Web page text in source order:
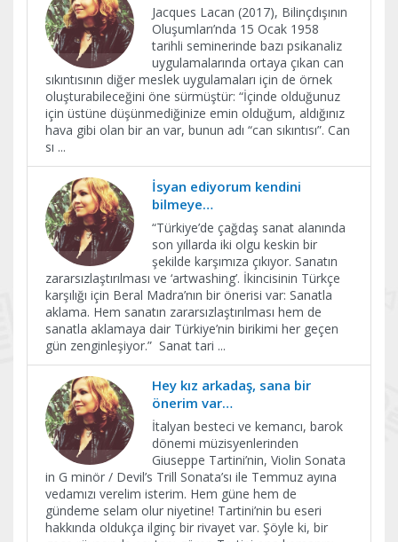
Jacques Lacan (2017), Bilinçdışının
Oluşumları’nda 15 Ocak 1958
tarihli seminerinde bazı psikanaliz
uygulamalarında ortaya çıkan can
sıkıntısının diğer meslek uygulamaları için de örnek
oluşturabileceğini öne sürmüştür: “İçinde olduğunuz
için üstüne düşünmediğinize emin olduğum, aldığınız
hava gibi olan bir an var, bunun adı “can sıkıntısı”. Can
sı ...
İsyan ediyorum kendini
bilmeye…
“Türkiye’de çağdaş sanat alanında
son yıllarda iki olgu keskin bir
şekilde karşımıza çıkıyor. Sanatın
zararsızlaştırılması ve ‘artwashing’. İkincisinin Türkçe
karşılığı için Beral Madra’nın bir önerisi var: Sanatla
aklama. Hem sanatın zararsızlaştırılması hem de
sanatla aklamaya dair Türkiye’nin birikimi her geçen
gün zenginleşiyor.” Sanat tari ...
Hey kız arkadaş, sana bir
önerim var…
İtalyan besteci ve kemancı, barok
dönemi müzisyenlerinden
Giuseppe Tartini’nin, Violin Sonata
in G minör / Devil’s Trill Sonata’sı ile Temmuz ayına
vedamızı verelim isterim. Hem güne hem de
gündeme selam olur niyetine! Tartini’nin bu eseri
hakkında oldukça ilginç bir rivayet var. Şöyle ki, bir